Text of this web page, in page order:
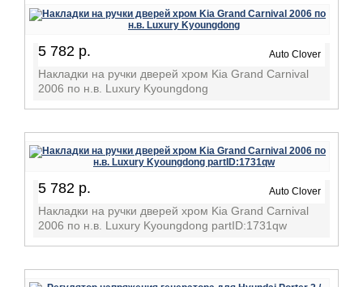
5 782 р. Auto Clover
Накладки на ручки дверей хром Kia Grand Carnival
2006 по н.в. Luxury Kyoungdong
5 782 р. Auto Clover
Накладки на ручки дверей хром Kia Grand Carnival
2006 по н.в. Luxury Kyoungdong partID:1731qw